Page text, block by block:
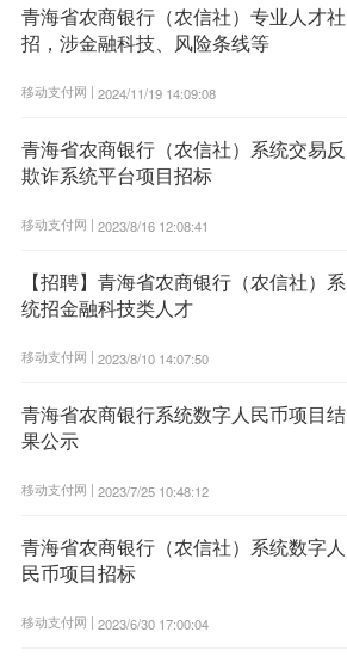
青海省农商银行（农信社）专业人才社
招，涉金融科技、风险条线等
移动支付网 | 2024/11/19 14:09:08
青海省农商银行（农信社）系统交易反
欺诈系统平台项目招标
移动支付网 | 2023/8/16 12:08:41
【招聘】青海省农商银行（农信社）系
统招金融科技类人才
移动支付网 | 2023/8/10 14:07:50
青海省农商银行系统数字人民币项目结
果公示
移动支付网 | 2023/7/25 10:48:12
青海省农商银行（农信社）系统数字人
民币项目招标
移动支付网 | 2023/6/30 17:00:04